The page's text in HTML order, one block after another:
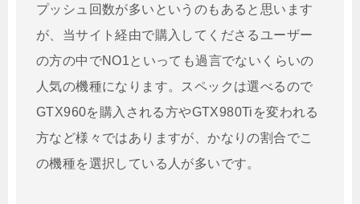
プッシュ回数が多いというのもあると思います
が、当サイト経由で購入してくださるユーザー
の方の中でNO1といっても過言でないくらいの
人気の機種になります。スペックは選べるので
GTX960を購入される方やGTX980Tiを変われる
方など様々ではありますが、かなりの割合でこ
の機種を選択している人が多いです。